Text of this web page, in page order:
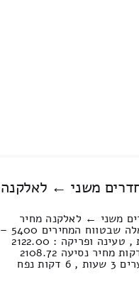
משני ← לאלקנה
משני ← לאלקנה מחיר
מחירון: 4365.21 ₪ / אלה שבטווח המחירים 5400 –
4100 ₪ עבודות סבלות , טעינה ופריקה : 2122.00
₪ / זמן : 3 שעות 57 דקות מחיר נסיעה 2108.72
שקל / זמן נסיעה בין ערים 3 שעות , 6 דקות נפח